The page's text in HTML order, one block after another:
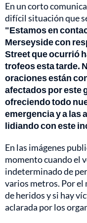
En un corto
difícil situación que
"Estamos en
Merseyside con
Street que ocurrió
trofeos esta tarde.
oraciones están
afectados por este
ofreciendo todo
emergencia y a las
lidiando con este
En las imágenes
momento cuando el
indeterminado de
varios metros. Por el
de heridos y si hay
aclarada por los